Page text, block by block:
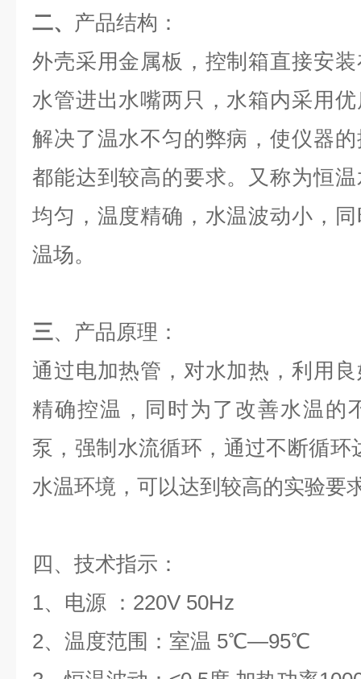
二、 产品结构：
外壳采用金属板，控制箱直接安
水管进出水嘴两只，水箱内采用
解决了温水不匀的弊病，使仪器
都能达到较高的要求。 又称为恒
均匀，温度精确，水温波动小，
温场。
三、产品原理：
通过电加热管，对水加热，利用
精确控温，同时为了改善水温的
泵，强制水流循环，通过不断循
水温环境，可以达到较高的实验要
四、技术指示：
1、电源 ：220V 50Hz
2、温度范围：室温 5℃—95℃